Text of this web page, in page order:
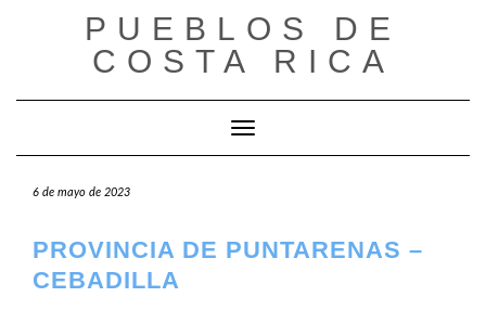
PUEBLOS DE
COSTA RICA
Cambiar modo de navegación
6 de mayo de 2023
PROVINCIA DE PUNTARENAS –
CEBADILLA